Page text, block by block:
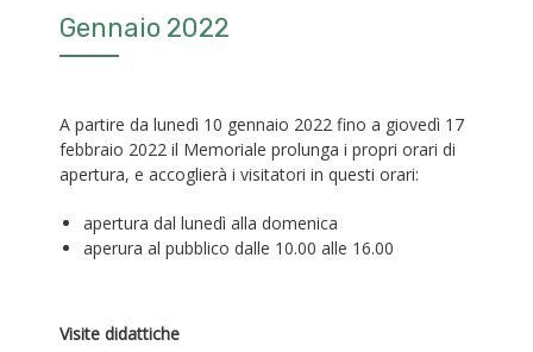
Gennaio 2022
A partire da lunedì 10 gennaio 2022 fino a giovedì 17
febbraio 2022 il Memoriale prolunga i propri orari di
apertura, e accoglierà i visitatori in questi orari:
apertura dal lunedì alla domenica
aperura al pubblico dalle 10.00 alle 16.00
Visite didattiche